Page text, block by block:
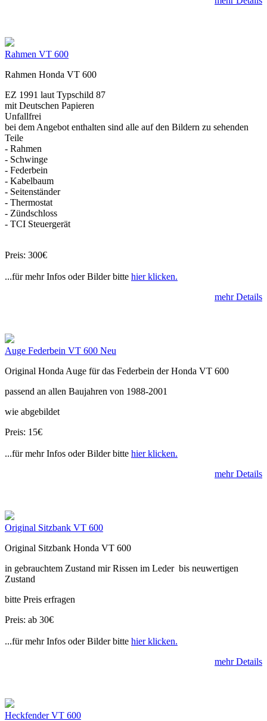
Rahmen VT 600
Rahmen Honda VT 600
EZ 1991 laut Typschild 87
mit Deutschen Papieren
Unfallfrei
bei dem Angebot enthalten sind alle auf den Bildern zu sehenden
Teile
- Rahmen
- Schwinge
- Federbein
- Kabelbaum
- Seitenständer
- Thermostat
- Zündschloss
- TCI Steuergerät
Preis: 300€
...für mehr Infos oder Bilder bitte hier klicken.
mehr Details
Auge Federbein VT 600 Neu
Original Honda Auge für das Federbein der Honda VT 600
passend an allen Baujahren von 1988-2001
wie abgebildet
Preis: 15€
...für mehr Infos oder Bilder bitte hier klicken.
mehr Details
Original Sitzbank VT 600
Original Sitzbank Honda VT 600
in gebrauchtem Zustand mir Rissen im Leder bis neuwertigen
Zustand
bitte Preis erfragen
Preis: ab 30€
...für mehr Infos oder Bilder bitte hier klicken.
mehr Details
Heckfender VT 600